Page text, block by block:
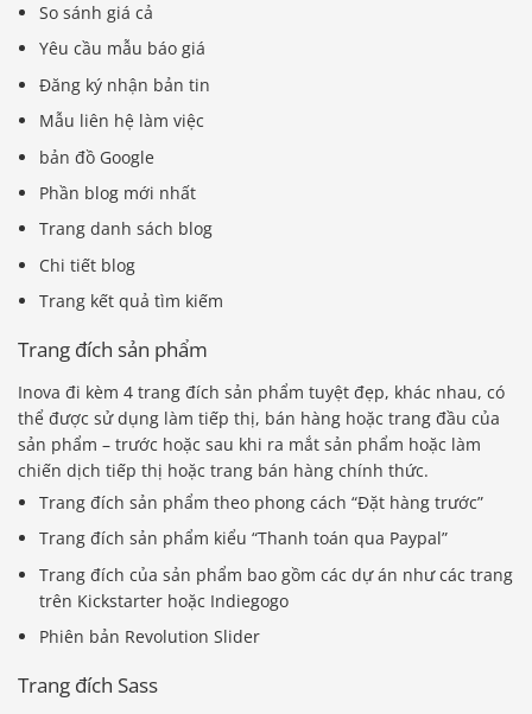
So sánh giá cả
Yêu cầu mẫu báo giá
Đăng ký nhận bản tin
Mẫu liên hệ làm việc
bản đồ Google
Phần blog mới nhất
Trang danh sách blog
Chi tiết blog
Trang kết quả tìm kiếm
Trang đích sản phẩm
Inova đi kèm 4 trang đích sản phẩm tuyệt đẹp, khác nhau, có
thể được sử dụng làm tiếp thị, bán hàng hoặc trang đầu của
sản phẩm – trước hoặc sau khi ra mắt sản phẩm hoặc làm
chiến dịch tiếp thị hoặc trang bán hàng chính thức.
Trang đích sản phẩm theo phong cách “Đặt hàng trước”
Trang đích sản phẩm kiểu “Thanh toán qua Paypal”
Trang đích của sản phẩm bao gồm các dự án như các trang
trên Kickstarter hoặc Indiegogo
Phiên bản Revolution Slider
Trang đích Sass